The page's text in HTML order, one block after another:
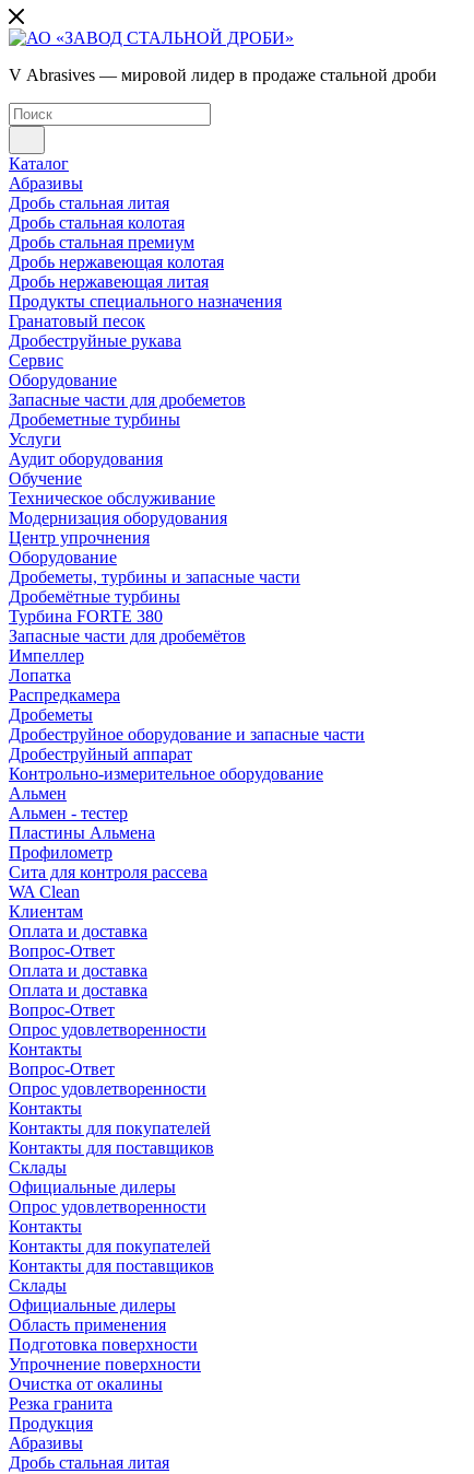
V Abrasives — мировой лидер в продаже стальной дроби
Каталог
Абразивы
Дробь стальная литая
Дробь стальная колотая
Дробь стальная премиум
Дробь нержавеющая колотая
Дробь нержавеющая литая
Продукты специального назначения
Гранатовый песок
Дробеструйные рукава
Сервис
Оборудование
Запасные части для дробеметов
Дробеметные турбины
Услуги
Аудит оборудования
Обучение
Техническое обслуживание
Модернизация оборудования
Центр упрочнения
Оборудование
Дробеметы, турбины и запасные части
Дробемётные турбины
Турбина FORTE 380
Запасные части для дробемётов
Импеллер
Лопатка
Распредкамера
Дробеметы
Дробеструйное оборудование и запасные части
Дробеструйный аппарат
Контрольно-измерительное оборудование
Альмен
Альмен - тестер
Пластины Альмена
Профилометр
Сита для контроля рассева
WA Clean
Клиентам
Оплата и доставка
Вопрос-Ответ
Оплата и доставка
Оплата и доставка
Вопрос-Ответ
Опрос удовлетворенности
Контакты
Вопрос-Ответ
Опрос удовлетворенности
Контакты
Контакты для покупателей
Контакты для поставщиков
Склады
Официальные дилеры
Опрос удовлетворенности
Контакты
Контакты для покупателей
Контакты для поставщиков
Склады
Официальные дилеры
Область применения
Подготовка поверхности
Упрочнение поверхности
Очистка от окалины
Резка гранита
Продукция
Абразивы
Дробь стальная литая